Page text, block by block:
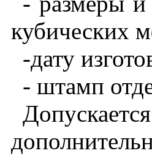
кубических
-дату
- штамп
Допускается